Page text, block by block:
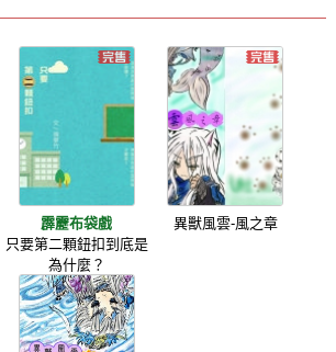
霹靂布袋戲
只要第二顆鈕扣到底是
為什麼？
異獸風雲-風之章